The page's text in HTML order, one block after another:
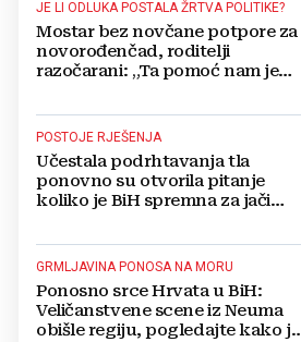
JE LI ODLUKA POSTALA ŽRTVA POLITIKE?
Mostar bez novčane potpore za
novorođenčad, roditelji
razočarani: „Ta pomoć nam je
POSTOJE RJEŠENJA
Učestala podrhtavanja tla
ponovno su otvorila pitanje
koliko je BiH spremna za jači
GRMLJAVINA PONOSA NA MORU
Ponosno srce Hrvata u BiH:
Veličanstvene scene iz Neuma
obišle regiju, pogledajte kako je